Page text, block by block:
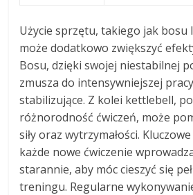
Użycie sprzętu, takiego jak bosu
może dodatkowo zwiększyć
Bosu, dzięki swojej niestabilnej
zmusza do intensywniejszej
stabilizujące. Z kolei kettlebell,
różnorodność ćwiczeń, może
siły oraz wytrzymałości.
każde nowe ćwiczenie
starannie, aby móc cieszyć się
treningu. Regularne